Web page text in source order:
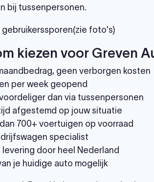
bij tussenpersonen.
gebruikerssporen(zie foto's)
kiezen voor Greven
geen verborgen kosten
per week geopend
dan via tussenpersonen
afgestemd op jouw situatie
700+ voertuigen op voorraad
specialist
levering door heel Nederland
je huidige auto mogelijk